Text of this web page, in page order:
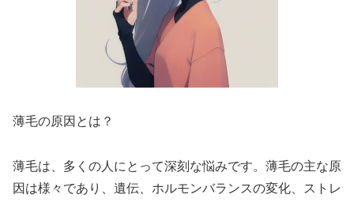
薄毛の原因とは？
薄毛は、多くの人にとって深刻な悩みです。薄毛の主な原
因は様々であり、遺伝、ホルモンバランスの変化、ストレ